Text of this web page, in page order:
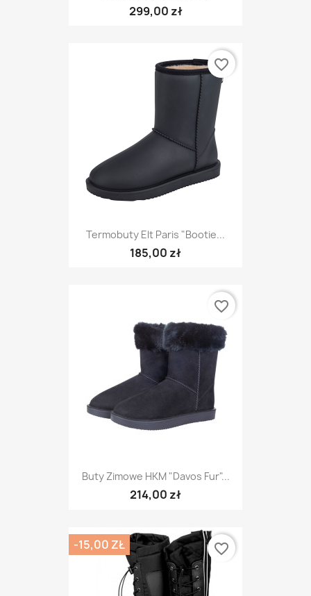
299,00 zł
Termobuty Elt Paris "Bootie...
185,00 zł
favorite_border
Buty Zimowe HKM "Davos Fur"...
214,00 zł
favorite_border
-15,00 ZŁ favorite_border